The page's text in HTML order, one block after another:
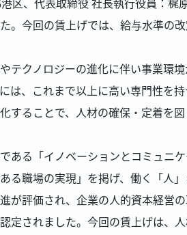
。今回の賃上げでは、給与水準の
テクノロジーの進化に伴い事業環
は、これまで以上に高い専門性を
することで、人材の確保・定着を
ある「イノベーションとコミュニ
る職場の実現」を掲げ、働く「人
が評価され、企業の人的資本経営
認定されました。今回の賃上げは、